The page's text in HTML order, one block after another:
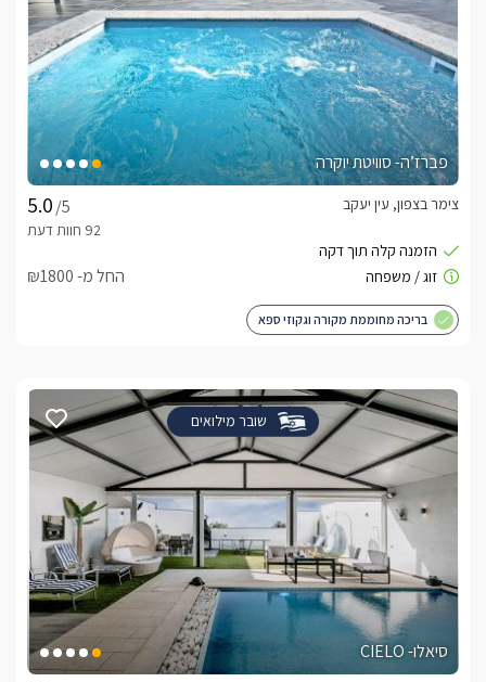
פברז’ה- סוויטת יוקרה
/5
צימר בצפון, עין יעקב
החל מ- ₪1800
בריכה מחוממת מקורה וגקוזי ספא
שובר מילואים
סיאלו- CIELO